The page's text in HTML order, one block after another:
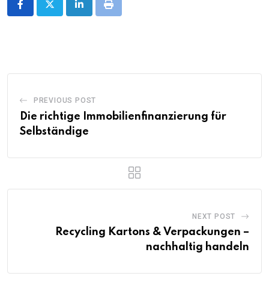
LinkedInPrint
PREVIOUS POST
Die richtige Immobilienfinanzierung für
Selbständige
NEXT POST
Recycling Kartons & Verpackungen –
nachhaltig handeln